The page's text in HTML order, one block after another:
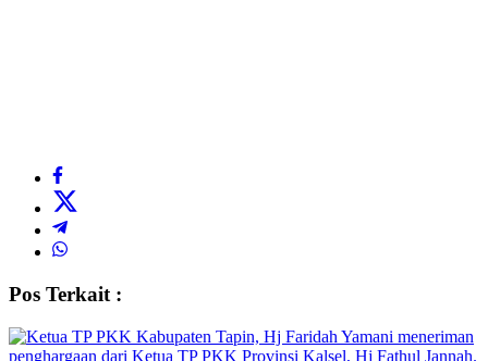
Pos Terkait :